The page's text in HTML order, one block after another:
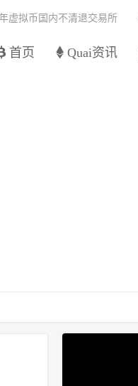
首页 Quai资讯
虚拟币国内不清退交易所